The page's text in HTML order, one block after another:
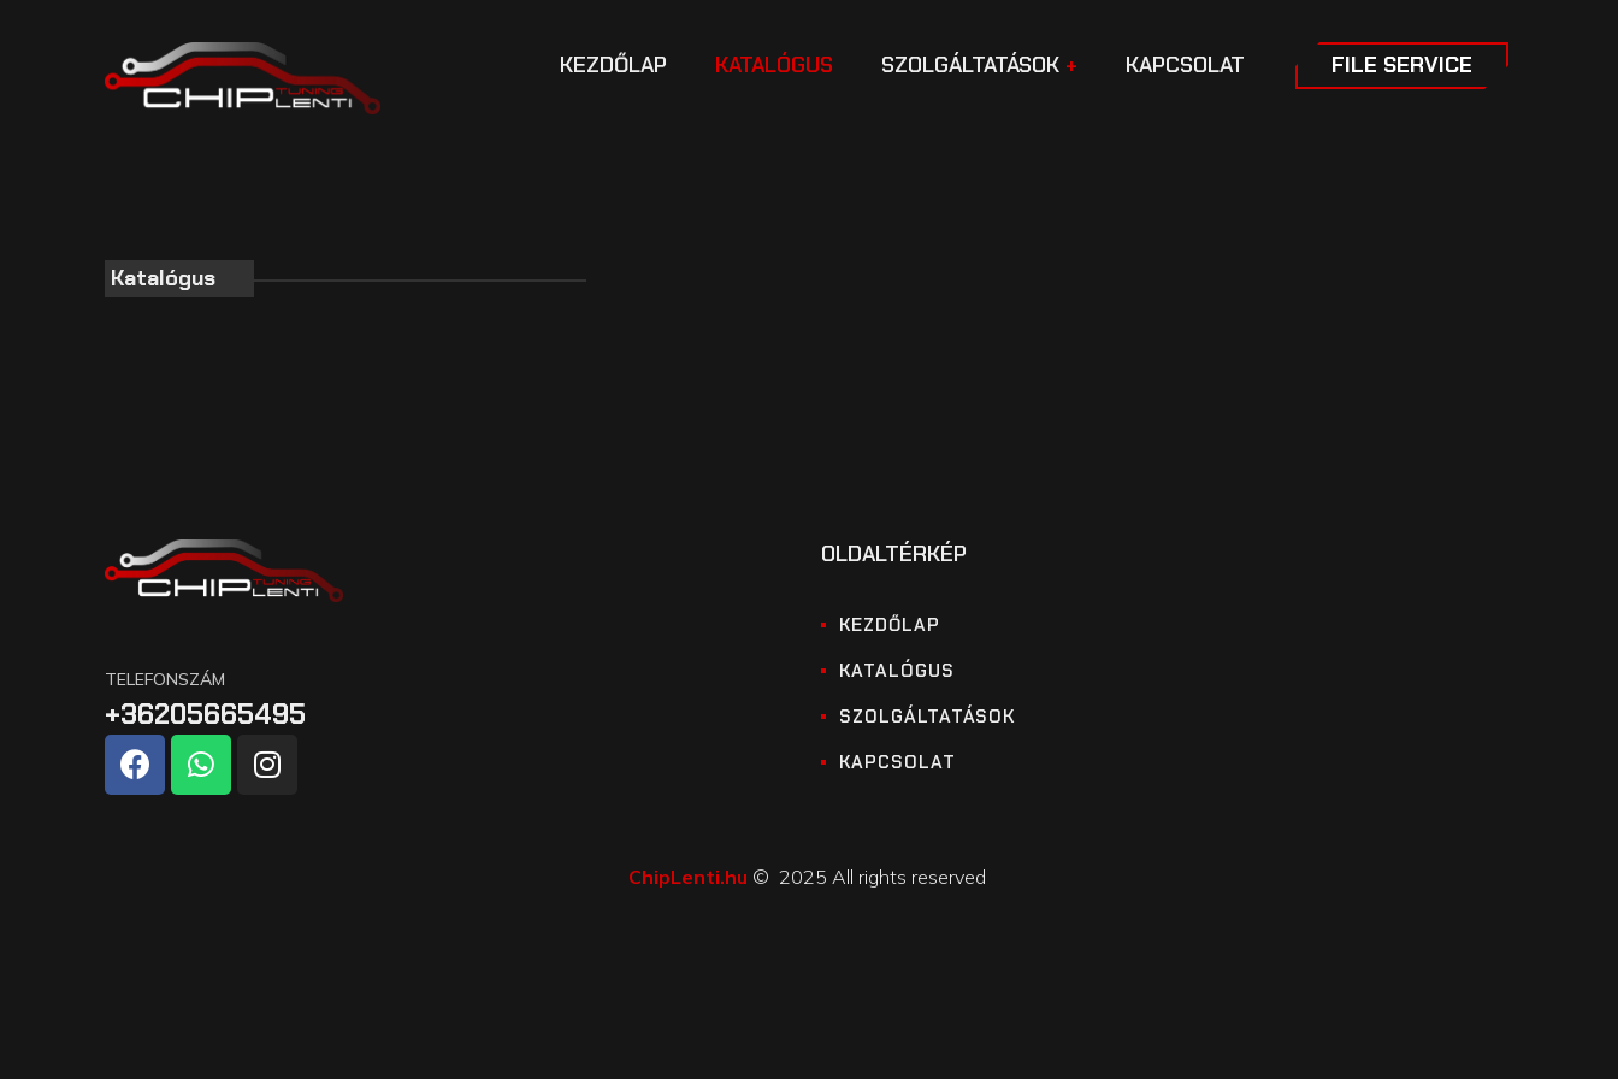
KEZDŐLAP KATALÓGUS SZOLGÁLTATÁSOK KAPCSOLAT FILE SERVICE
Katalógus
TELEFONSZÁM
+36205665495
OLDALTÉRKÉP
KEZDŐLAP
KATALÓGUS
SZOLGÁLTATÁSOK
KAPCSOLAT
ChipLenti.hu © 2025 All rights reserved